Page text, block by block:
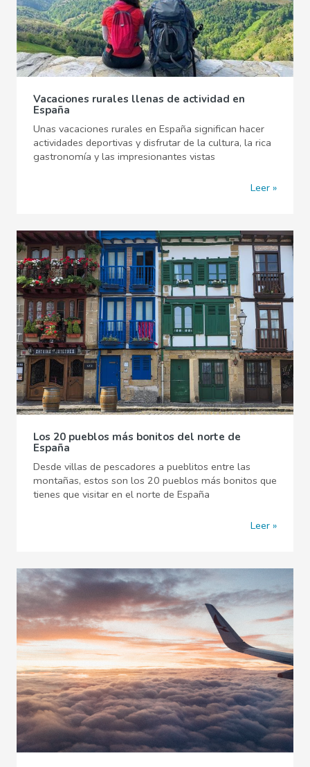
Vacaciones rurales llenas de actividad en
España
Unas vacaciones rurales en España significan hacer
actividades deportivas y disfrutar de la cultura, la rica
gastronomía y las impresionantes vistas
Leer
Los 20 pueblos más bonitos del norte de
España
Desde villas de pescadores a pueblitos entre las
montañas, estos son los 20 pueblos más bonitos que
tienes que visitar en el norte de España
Leer